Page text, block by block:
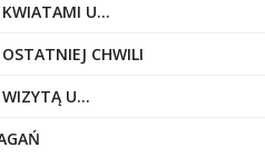
U…
CHWILI
U…